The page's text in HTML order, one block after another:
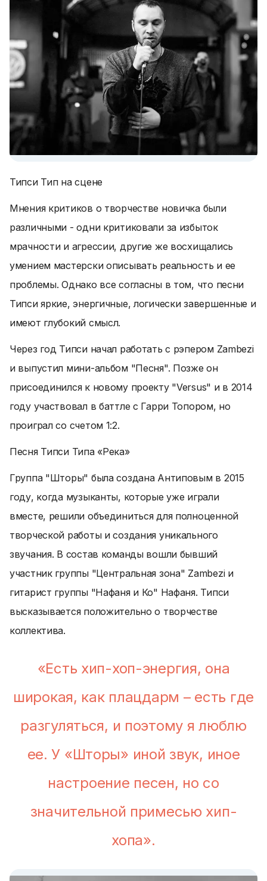
Типси Тип на сцене
Мнения критиков о творчестве новичка были
различными - одни критиковали за избыток
мрачности и агрессии, другие же восхищались
умением мастерски описывать реальность и ее
проблемы. Однако все согласны в том, что песни
Типси яркие, энергичные, логически завершенные и
имеют глубокий смысл.
Через год Типси начал работать с рэпером Zambezi
и выпустил мини-альбом "Песня". Позже он
присоединился к новому проекту "Versus" и в 2014
году участвовал в баттле с Гарри Топором, но
проиграл со счетом 1:2.
Песня Типси Типа «Река»
Группа "Шторы" была создана Антиповым в 2015
году, когда музыканты, которые уже играли
вместе, решили объединиться для полноценной
творческой работы и создания уникального
звучания. В состав команды вошли бывший
участник группы "Центральная зона" Zambezi и
гитарист группы "Нафаня и Ко" Нафаня. Типси
высказывается положительно о творчестве
коллектива.
«Есть хип-хоп-энергия, она
широкая, как плацдарм – есть где
разгуляться, и поэтому я люблю
ее. У «Шторы» иной звук, иное
настроение песен, но со
значительной примесью хип-
хопа».